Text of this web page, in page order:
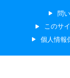
問
このサ
個人情報